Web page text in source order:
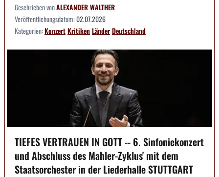
Geschrieben vonALEXANDER WALTHER
Veröffentlichungsdatum:02.07.2026
Kategorien:KonzertKritikenLänderDeutschland
TIEFES VERTRAUEN IN GOTT -- 6. Sinfoniekonzert
und Abschluss des Mahler-Zyklus' mit dem
Staatsorchester in der Liederhalle STUTTGART